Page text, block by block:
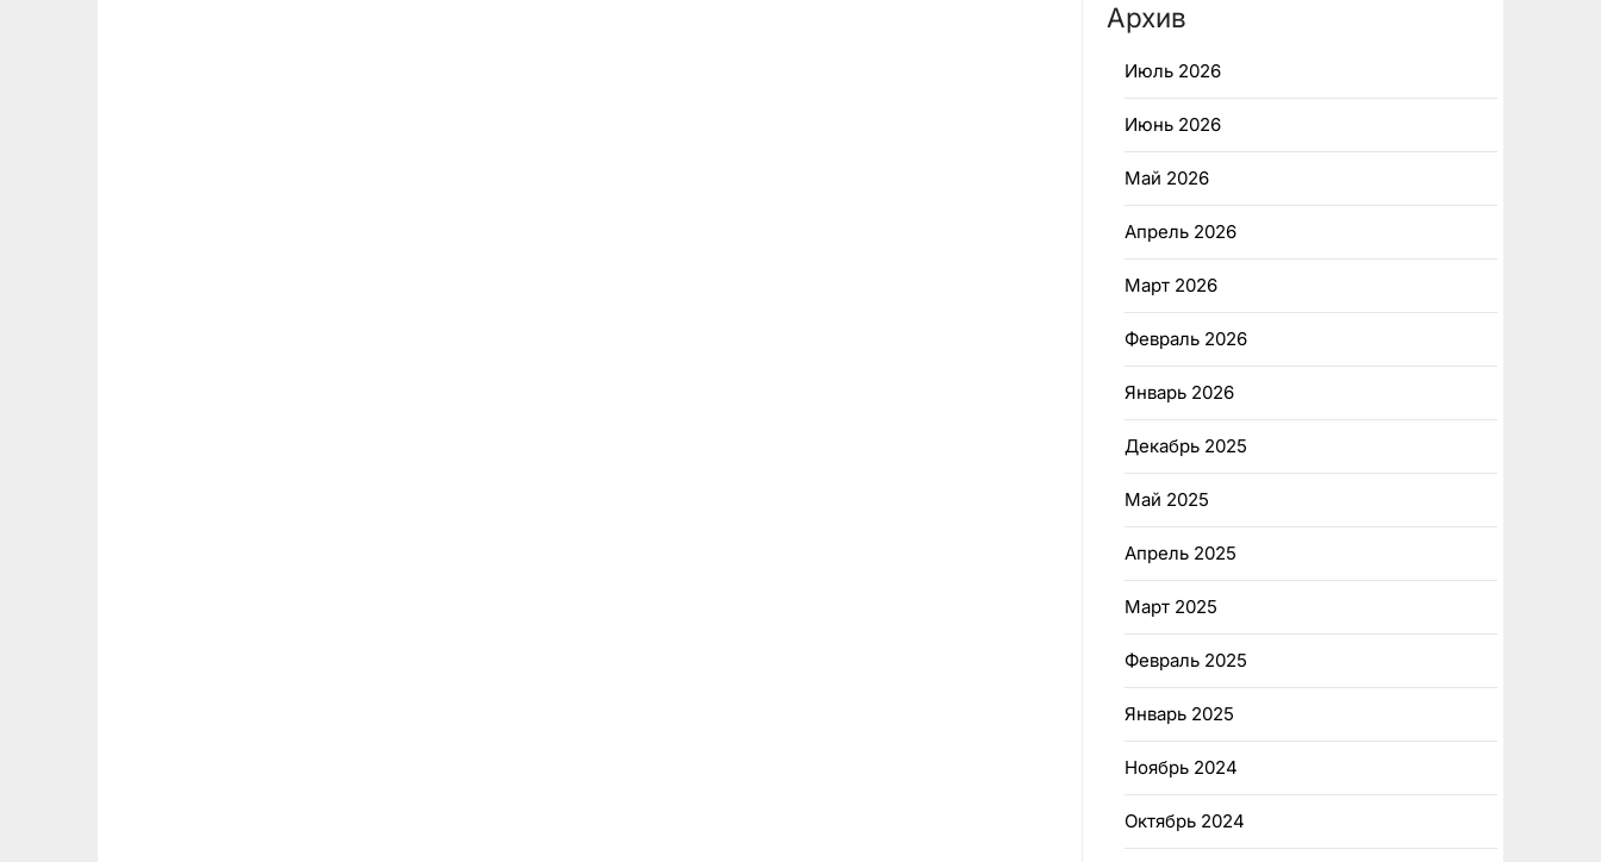
Архив
Июль 2026
Июнь 2026
Май 2026
Апрель 2026
Март 2026
Февраль 2026
Январь 2026
Декабрь 2025
Май 2025
Апрель 2025
Март 2025
Февраль 2025
Январь 2025
Ноябрь 2024
Октябрь 2024